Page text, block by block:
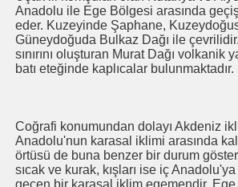
Anadolu ile Ege Bölgesi arasında
eder. Kuzeyinde Şaphane,
Güneydoğuda Bulkaz Dağı ile
sınırını oluşturan Murat Dağı volkanik
batı eteğinde kaplıcalar bulunmaktadır.
Coğrafi konumundan dolayı Akdeniz
Anadolu'nun karasal iklimi arasında
örtüsü de buna benzer bir durum
sıcak ve kurak, kışları ise iç Anadolu'ya
geçen bir karasal iklim egemendir.